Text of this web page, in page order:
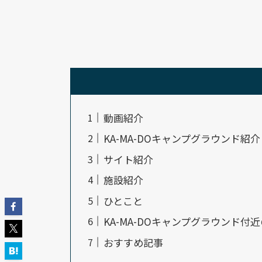
動画紹介
KA-MA-DOキャンプグラウンド紹介
サイト紹介
施設紹介
ひとこと
KA-MA-DOキャンプグラウンド付
おすすめ記事